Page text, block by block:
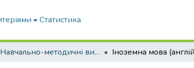
Статистика
Навчально-методичні видання